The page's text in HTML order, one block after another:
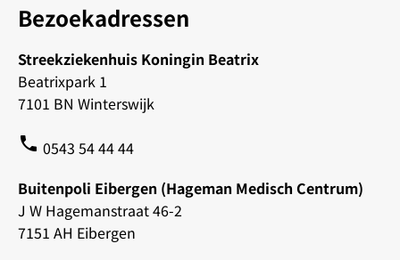
Bezoekadressen
Streekziekenhuis Koningin Beatrix
Beatrixpark 1
7101 BN Winterswijk
phone 0543 54 44 44
Buitenpoli Eibergen (Hageman Medisch Centrum)
J W Hagemanstraat 46-2
7151 AH Eibergen